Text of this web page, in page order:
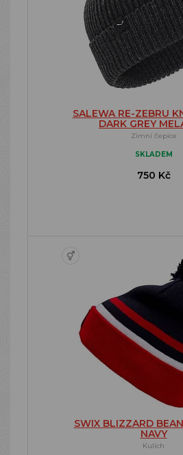
SALEWA RE-ZEBRU
DARK GREY
Zimní čepice
SKLADEM
750 Kč
SWIX BLIZZARD
NAVY
Kulich